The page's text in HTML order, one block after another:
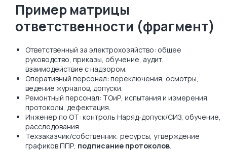
Пример матрицы
ответственности (фрагмент)
Ответственный за электрохозяйство: общее
руководство, приказы, обучение, аудит,
взаимодействие с надзором.
Оперативный персонал: переключения, осмотры,
ведение журналов, допуски.
Ремонтный персонал: ТОиР, испытания и измерения,
протоколы, дефектация.
Инженер по ОТ: контроль Наряд‑допуск/СИЗ, обучение,
расследования.
Техзаказчик/собственник: ресурсы, утверждение
графиков ППР, подписание протоколов.